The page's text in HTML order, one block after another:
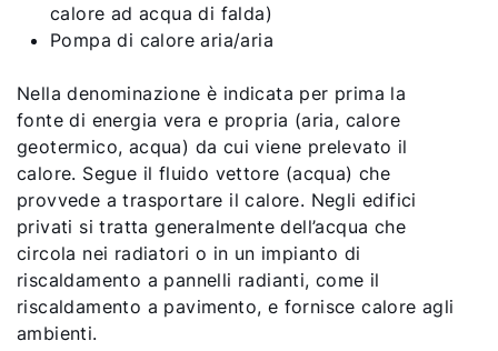
calore ad acqua di falda)
Pompa di calore aria/aria
Nella denominazione è indicata per prima la
fonte di energia vera e propria (aria, calore
geotermico, acqua) da cui viene prelevato il
calore. Segue il fluido vettore (acqua) che
provvede a trasportare il calore. Negli edifici
privati si tratta generalmente dell’acqua che
circola nei radiatori o in un impianto di
riscaldamento a pannelli radianti, come il
riscaldamento a pavimento, e fornisce calore agli
ambienti.